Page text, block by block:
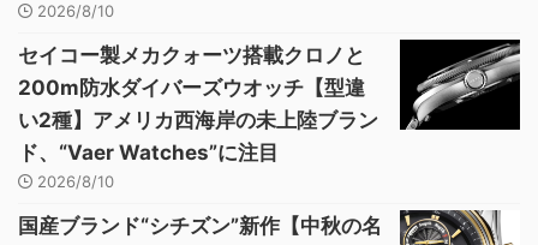
2026/8/10
セイコー製メカクォーツ搭載クロノと
200m防水ダイバーズウオッチ【型違
い2種】アメリカ西海岸の未上陸ブラン
ド、“Vaer Watches”に注目
2026/8/10
国産ブランド“シチズン”新作【中秋の名